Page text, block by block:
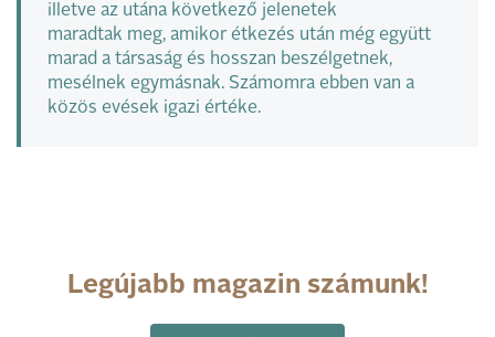
illetve az utána következő jelenetek
maradtak meg, amikor étkezés után még együtt
marad a társaság és hosszan beszélgetnek,
mesélnek egymásnak. Számomra ebben van a
közös evések igazi értéke.
Legújabb magazin számunk!